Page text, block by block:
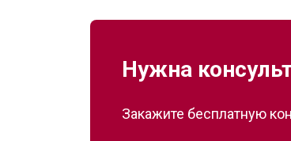
Нужна
Закажите бесплатную